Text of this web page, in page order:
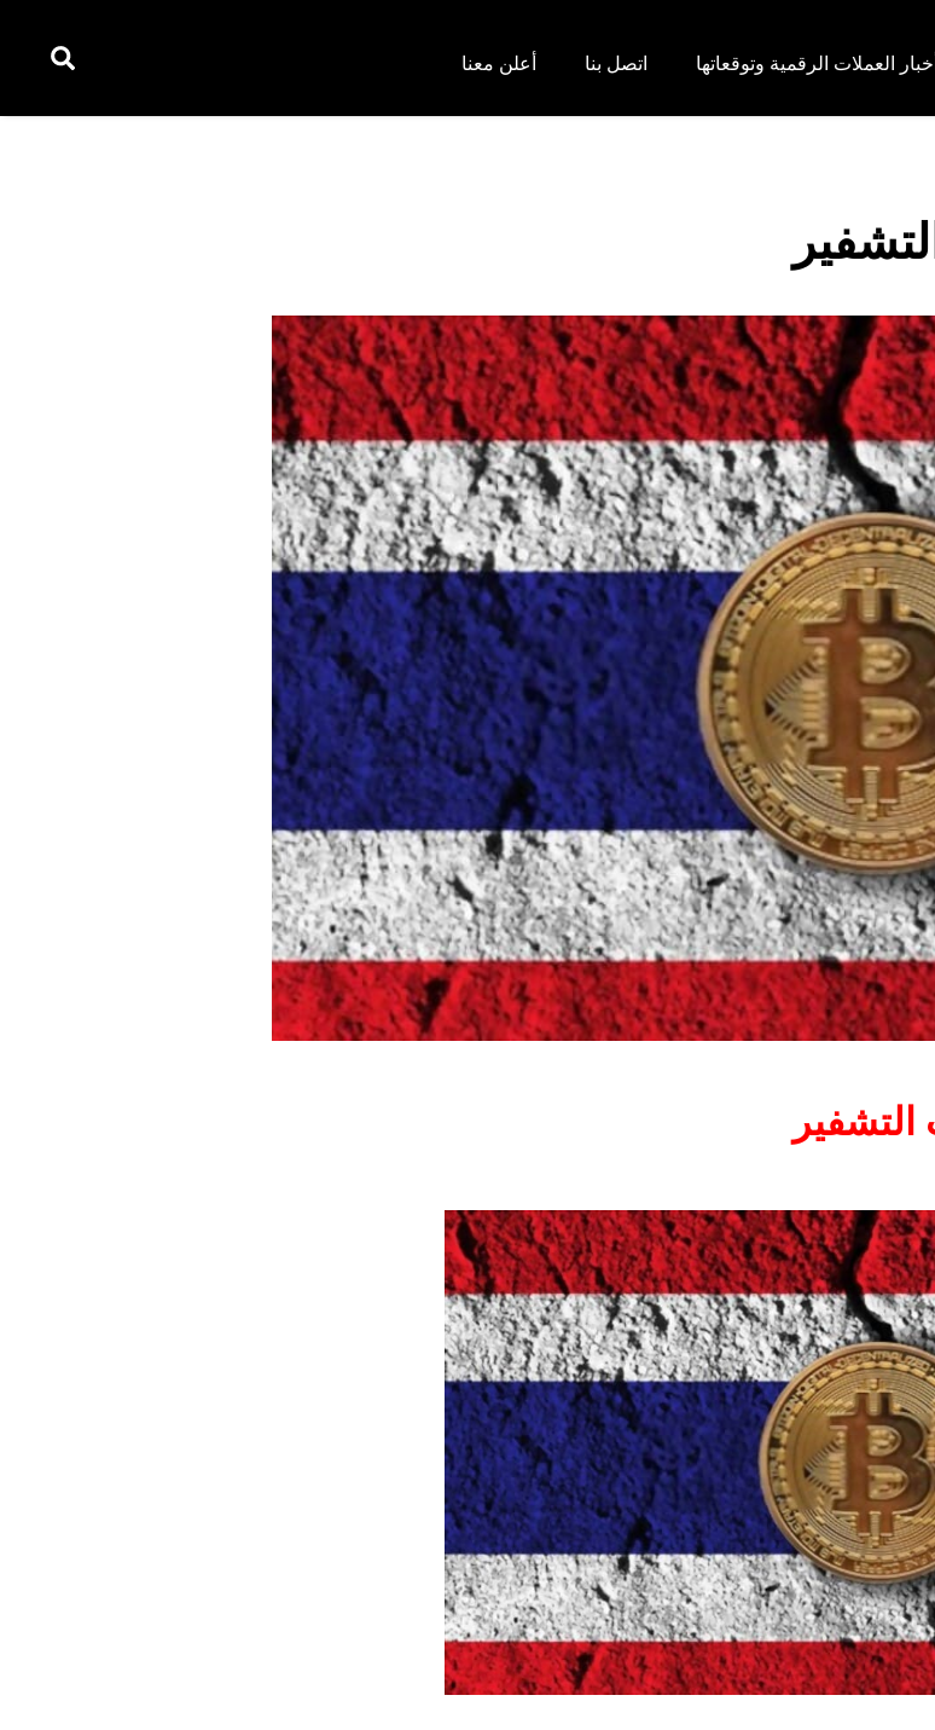
العملات الرقمية وتوقعاتها اتصل بنا أعلن معنا
التشفير